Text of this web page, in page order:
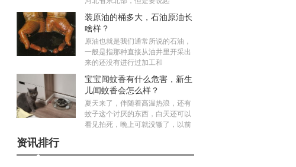
装原油的桶多大，石油原油长
啥样？
原油也就是我们通常所说的石油，
一般是指那种直接从油井里开采出
来的还没有进行过加工和
宝宝闻蚊香有什么危害，新生
儿闻蚊香会怎么样？
夏天来了，伴随着高温热浪，还有
蚊子这个讨厌的东西，白天还可以
看见拍死，晚上可就没辙了，以前
资讯排行